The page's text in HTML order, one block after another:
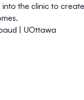
into the clinic to
| UOttawa